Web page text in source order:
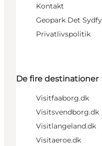
Kontakt
Geopark Det
Privatlivspolitik
De fire destinationer
Visitfaaborg.dk
Visitsvendborg.dk
Visitlangeland.dk
Visitaeroe.dk